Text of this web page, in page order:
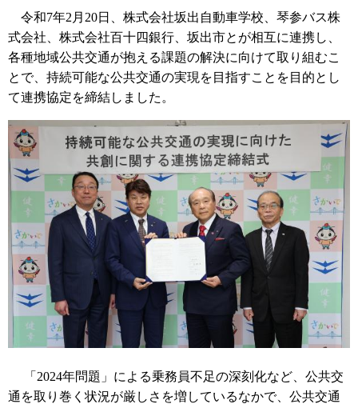
令和7年2月20日、株式会社坂出自動車学校、琴参バス株
式会社、株式会社百十四銀行、坂出市とが相互に連携し、
各種地域公共交通が抱える課題の解決に向けて取り組むこ
とで、持続可能な公共交通の実現を目指すことを目的とし
て連携協定を締結しました。
「2024年問題」による乗務員不足の深刻化など、公共交
通を取り巻く状況が厳しさを増しているなかで、公共交通